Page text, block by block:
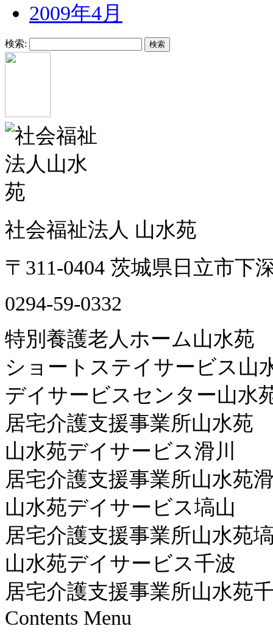
2009年4月
検索:
社会福祉法人 山水苑
〒311-0404 茨城県日立市下
0294-59-0332
特別養護老人ホーム山水苑
ショートステイサービス山
デイサービスセンター山水
居宅介護支援事業所山水苑
山水苑デイサービス滑川
居宅介護支援事業所山水苑
山水苑デイサービス塙山
居宅介護支援事業所山水苑
山水苑デイサービス千波
居宅介護支援事業所山水苑
Contents Menu